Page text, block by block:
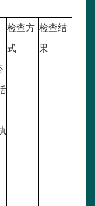
检查方
式
检查结
果